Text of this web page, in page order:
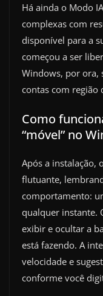
Há ainda o Modo
complexas com
disponível para a
começou a ser
Windows, por ora,
contas com região
Como
“móvel” no
Após a instalação,
flutuante,
comportamento:
qualquer instante.
exibir e ocultar a
está fazendo. A
velocidade e
conforme você